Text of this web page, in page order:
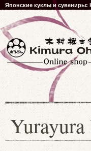
Японские куклы и сувениры: